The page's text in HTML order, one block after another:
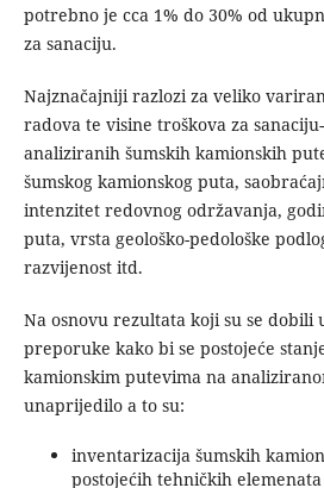
potrebno je cca 1% do 30% od
za sanaciju.
Najznačajniji razlozi za veliko
radova te visine troškova za
analiziranih šumskih kamionskih
šumskog kamionskog puta,
intenzitet redovnog održavanja,
puta, vrsta geološko-pedološke
razvijenost itd.
Na osnovu rezultata koji su se dobili
preporuke kako bi se postojeće
kamionskim putevima na
unaprijedilo a to su:
inventarizacija šumskih
postojećih tehničkih